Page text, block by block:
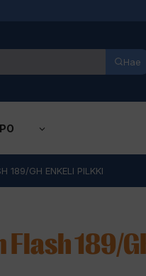
Hae
189/GH ENKELI PILKKI
189/